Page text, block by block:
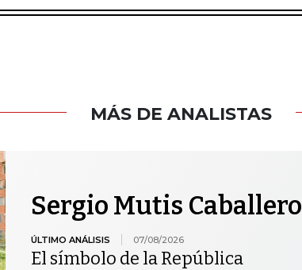
MÁS DE ANALISTAS
Sergio Mutis Caballero
ÚLTIMO ANÁLISIS 07/08/2026
El símbolo de la República